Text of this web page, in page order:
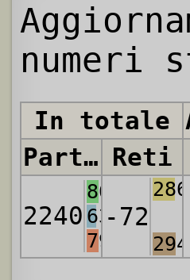
numeri
In totale
Partite Reti
2240
806
638
796
-72
2868
2940